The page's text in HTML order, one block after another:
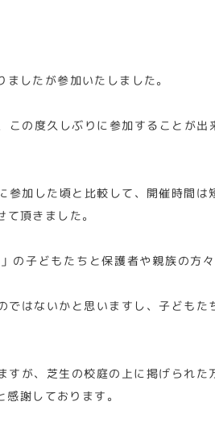
したが参加いたしました。
の度久しぶりに参加することが
参加した頃と比較して、開催時間
頂きました。
の子どもたちと保護者や親族の
ではないかと思いますし、子ども
すが、芝生の校庭の上に掲げられ
謝しております。